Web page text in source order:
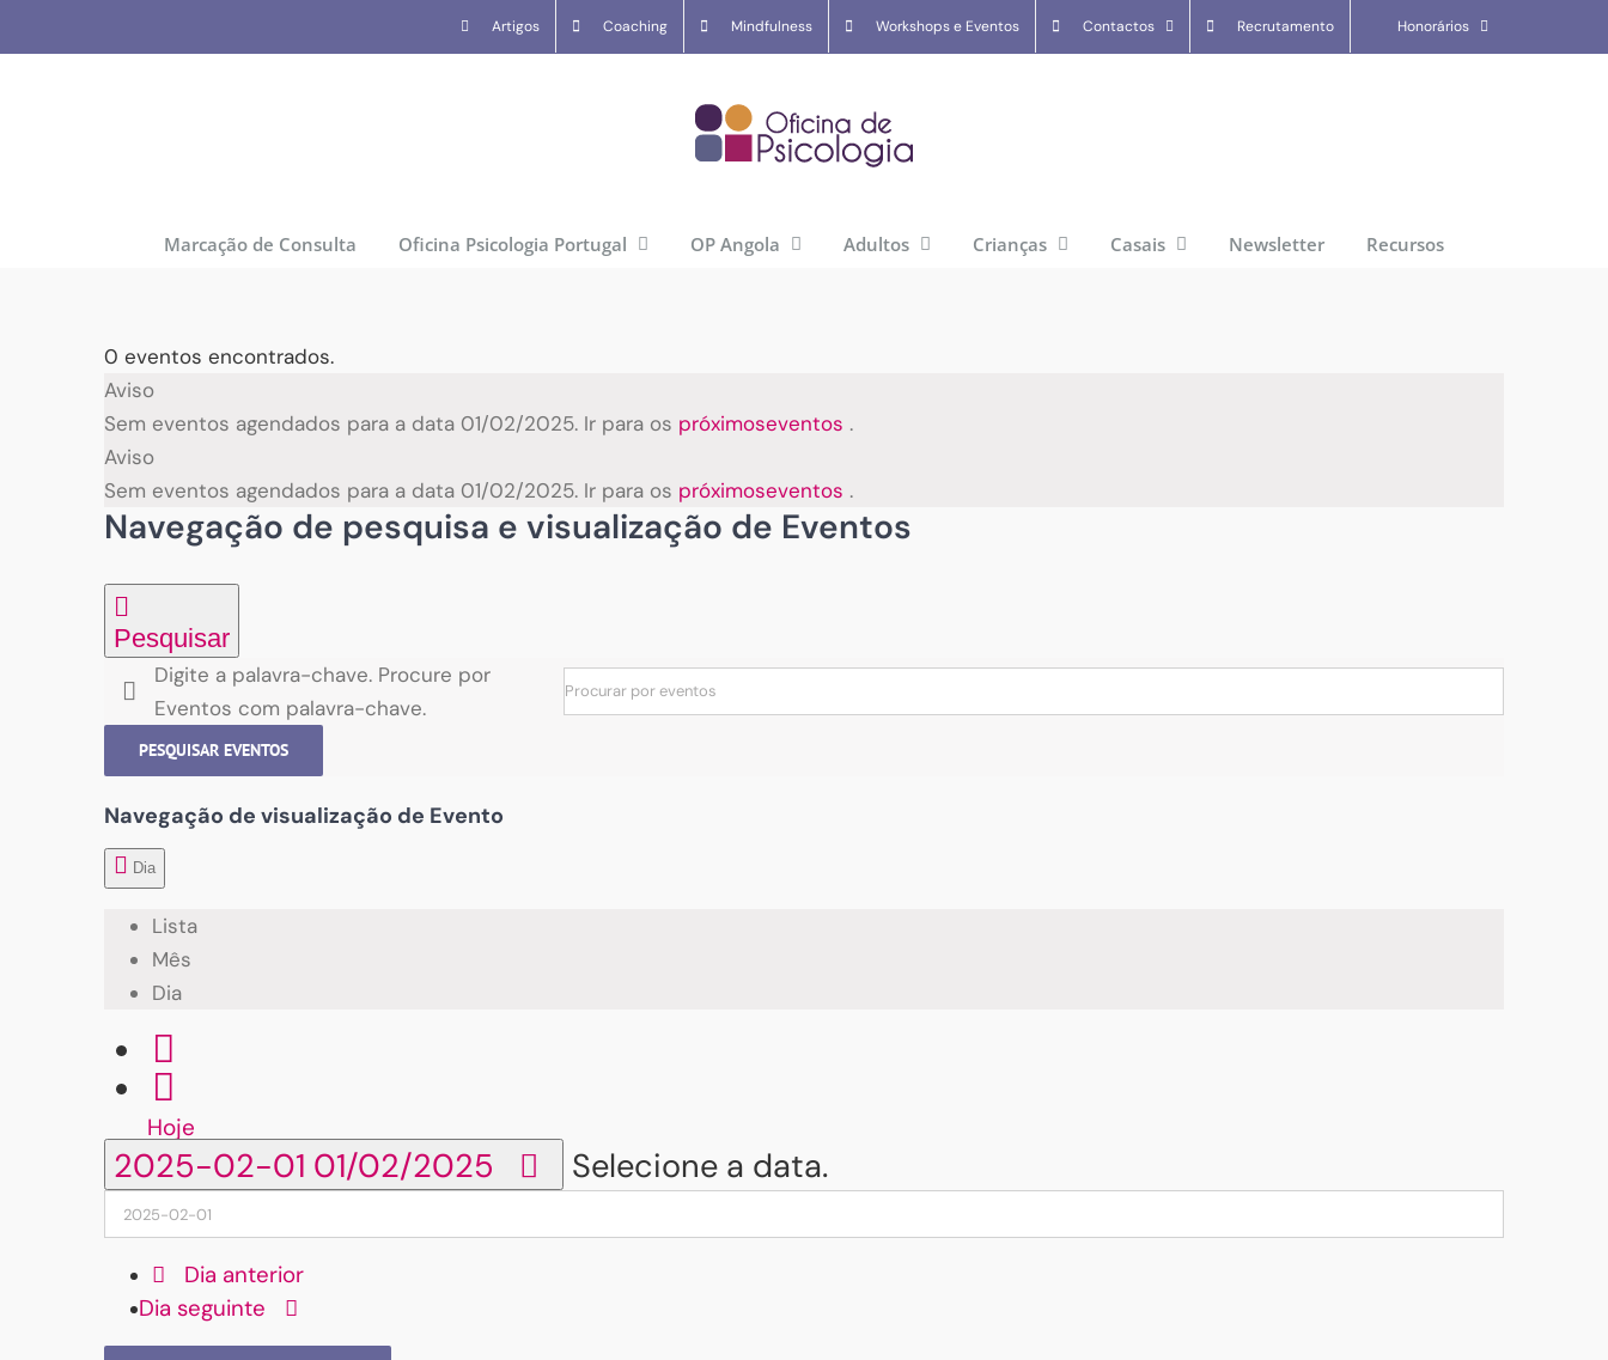
to
Artigos Coaching Mindfulness Workshops e Eventos Contactos Recrutamento Honorários
Marcação de Consulta Oficina Psicologia Portugal OP Angola Adultos Crianças Casais Newsletter Recursos
0 eventos encontrados.
Eventos
for
01/02/2025
Aviso
Sem eventos agendados para a data 01/02/2025. Ir para os próximoseventos .
Aviso
Sem eventos agendados para a data 01/02/2025. Ir para os próximoseventos .
Navegação de pesquisa e visualização de Eventos
Pesquisar
Digite a palavra-chave. Procure por
Eventos com palavra-chave.
PESQUISAR EVENTOS
Navegação de visualização de Evento
Dia
Lista
Mês
Dia
Hoje
2025-02-01 01/02/2025 Selecione a data.
Dia anterior
Dia seguinte